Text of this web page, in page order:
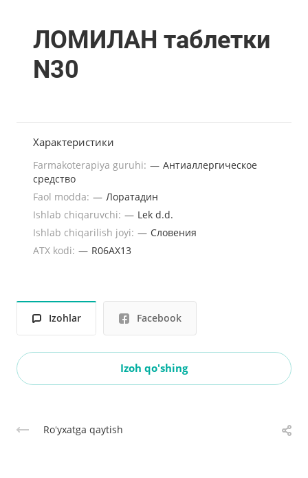
ЛОМИЛАН таблетки
N30
Характеристики
Farmakoterapiya guruhi: — Антиаллергическое
средство
Faol modda: — Лоратадин
Ishlab chiqaruvchi: — Lek d.d.
Ishlab chiqarilish joyi: — Словения
ATX kodi: — R06AX13
Izohlar Facebook
Izoh qo'shing
Roʻyxatga qaytish